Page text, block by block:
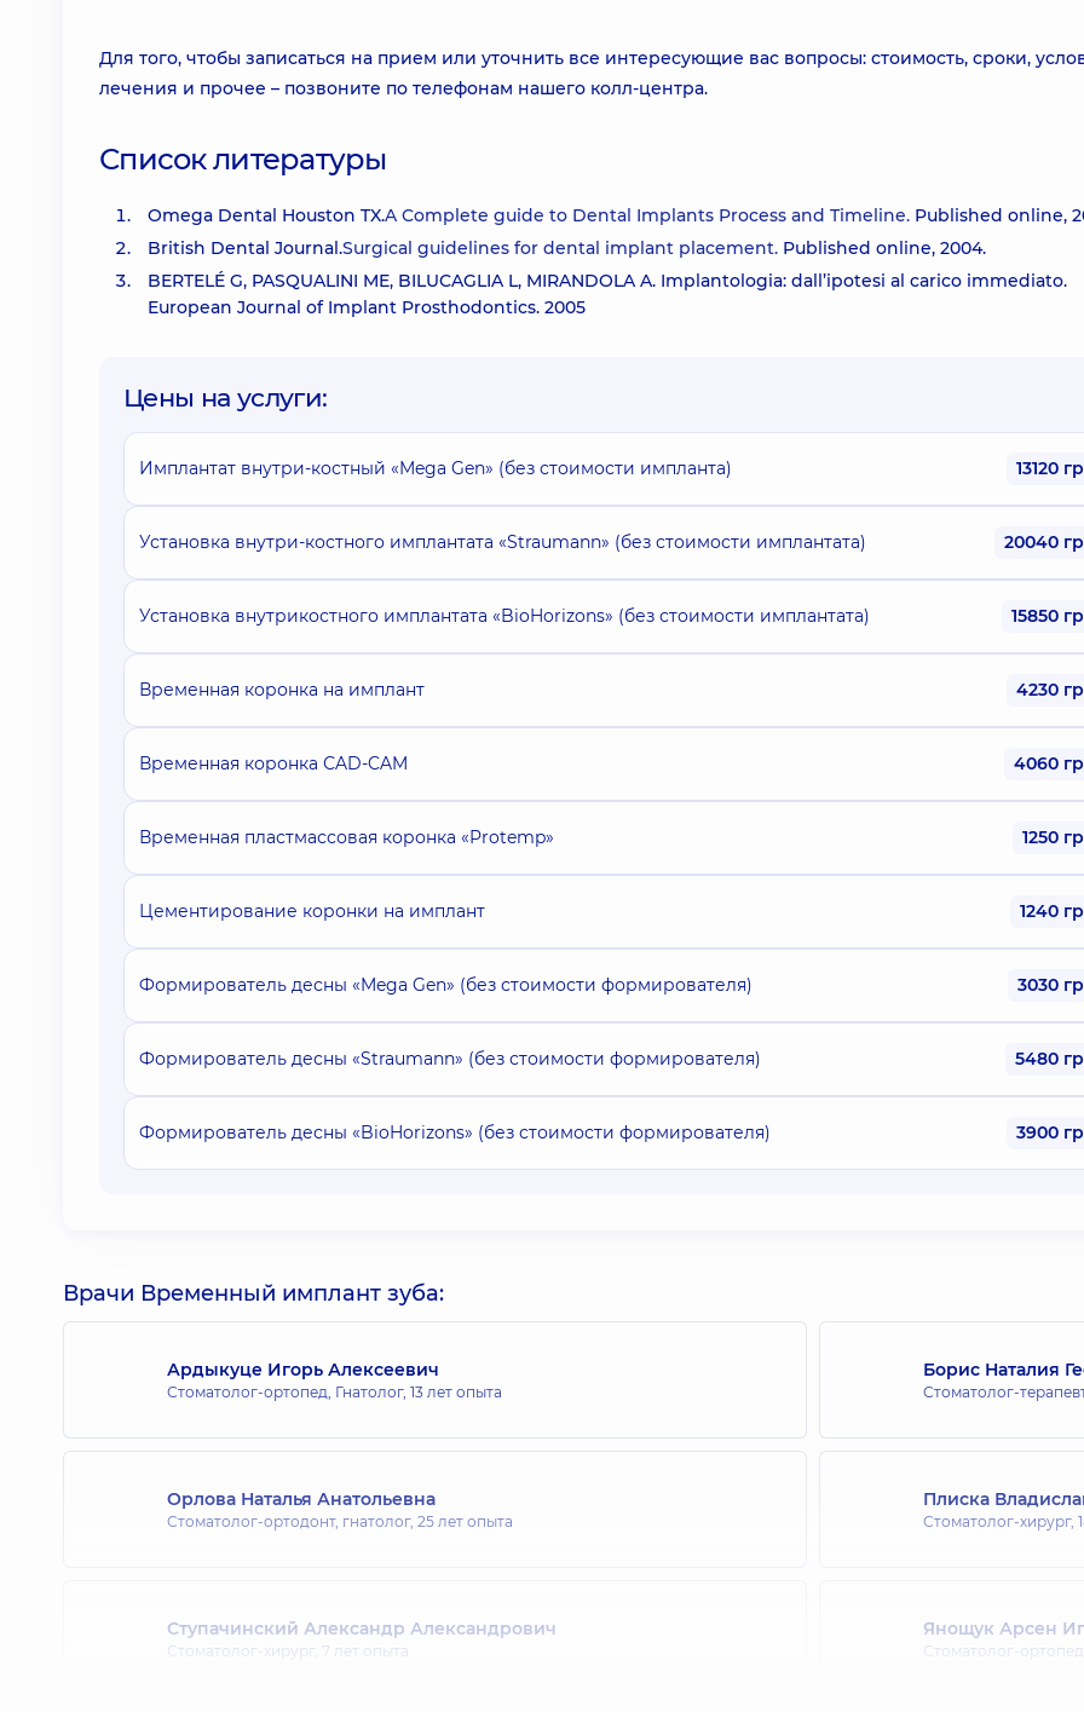
Для того, чтобы записаться на прием или уточнить все интересующие вас вопросы: стоимость, сроки,
лечения и прочее – позвоните по телефонам нашего колл-центра.
Список литературы
Omega Dental Houston TX.A Complete guide to Dental Implants Process and Timeline. Published online,
British Dental Journal.Surgical guidelines for dental implant placement. Published online, 2004.
BERTELÉ G, PASQUALINI ME, BILUCAGLIA L, MIRANDOLA A. Implantologia: dall’ipotesi al carico immediato.
European Journal of Implant Prosthodontics. 2005
Цены на услуги:
Имплантат внутри-костный «Mega Gen» (без стоимости импланта) 13120
Установка внутри-костного имплантата «Straumann» (без стоимости имплантата) 20040
Установка внутрикостного имплантата «BioHorizons» (без стоимости имплантата) 15850
Временная коронка на имплант 4230
Временная коронка СAD-CAM 4060
Временная пластмассовая коронка «Protemp» 1250
Цементирование коронки на имплант 1240
Формирователь десны «Mega Gen» (без стоимости формирователя) 3030
Формирователь десны «Straumann» (без стоимости формирователя) 5480
Формирователь десны «BioHorizons» (без стоимости формирователя) 3900
Врачи Временный имплант зуба:
Ардыкуце Игорь Алексеевич
Стоматолог-ортопед, Гнатолог, 13 лет опыта
Борис Наталия
Стоматолог-
Орлова Наталья Анатольевна
Стоматолог-ортодонт, гнатолог, 25 лет опыта
Плиска
Стоматолог-хирург,
Ступачинский Александр Александрович
Стоматолог-хирург, 7 лет опыта
Янощук Арсен
Стоматолог-ортопед,